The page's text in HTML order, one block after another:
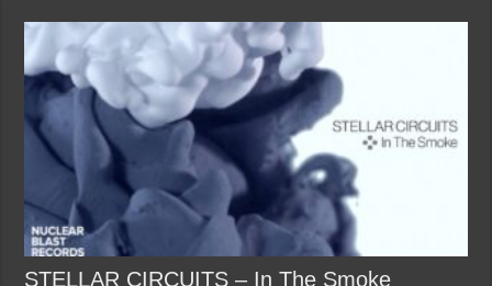
STELLAR CIRCUITS – In The Smoke